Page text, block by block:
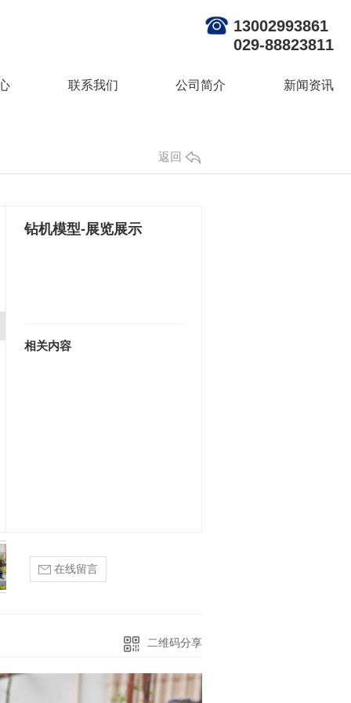
13002993861
029-88823811
联系我们 公司简介 新闻资讯
返回
钻机模型-展览展示
相关内容
在线留言
二维码分享